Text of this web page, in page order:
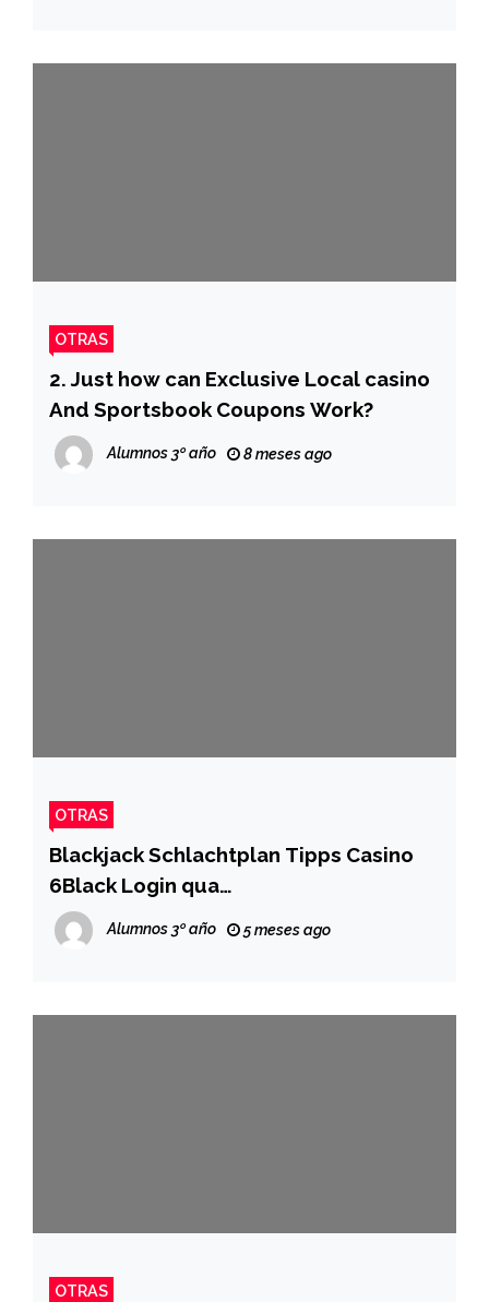
OTRAS
2. Just how can Exclusive Local casino
And Sportsbook Coupons Work?
Alumnos 3º año 8 meses ago
OTRAS
Blackjack Schlachtplan Tipps Casino
6Black Login qua
Wahrscheinlichkeiten Register
Alumnos 3º año 5 meses ago
OTRAS